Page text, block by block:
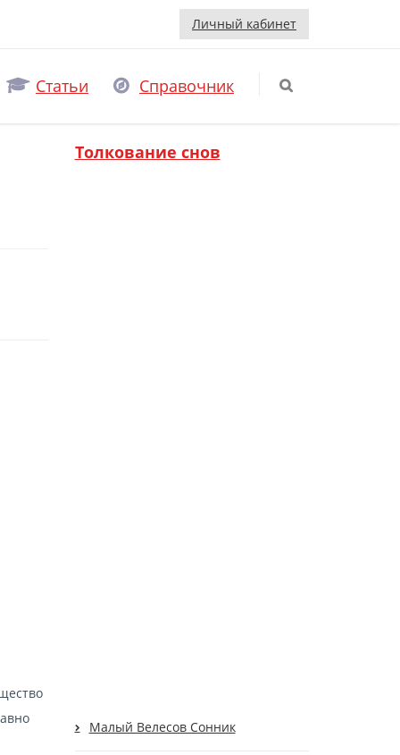
Личный кабинет
Статьи Справочник
Толкование снов
Малый Велесов Сонник